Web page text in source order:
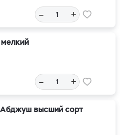
– +
– +
высший сорт